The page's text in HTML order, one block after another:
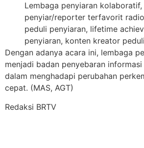
Lembaga penyiaran
penyiar/reporter terfavorit
peduli penyiaran, lifetime
penyiaran, konten kreator
Dengan adanya acara ini, lembaga
menjadi badan penyebaran
dalam menghadapi perubahan
cepat. (MAS, AGT)
Redaksi BRTV